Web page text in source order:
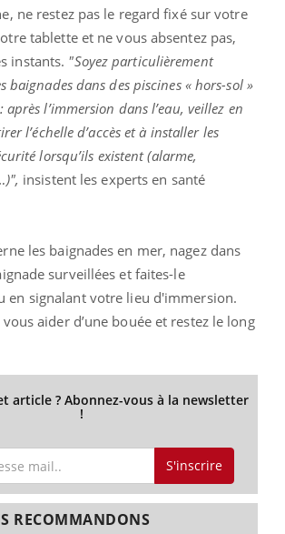
ne restez pas le regard fixé sur votre
tablette et ne vous absentez pas,
instants. "Soyez particulièrement
baignades dans des piscines « hors-sol »
après l’immersion dans l’eau, veillez en
l’échelle d’accès et à installer les
lorsqu’ils existent (alarme,
insistent les experts en santé
les baignades en mer, nagez dans
surveillées et faites-le
en signalant votre lieu d'immersion.
vous aider d’une bouée et restez le long
article ? Abonnez-vous à la newsletter
!
S'inscrire
RECOMMANDONS